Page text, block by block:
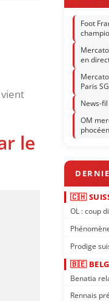
le
Foot
en
Paris
News-
OM
phocéen
🇨🇭
OL : coup
Prodige
🇧🇪
Benatia
Rennais